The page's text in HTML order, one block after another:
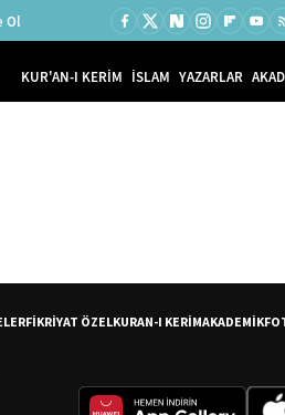
Ol
KUR'AN-I KERİM İSLAM YAZARLAR
FİKRİYAT ÖZELKURAN-I KERİMAKADEMİK